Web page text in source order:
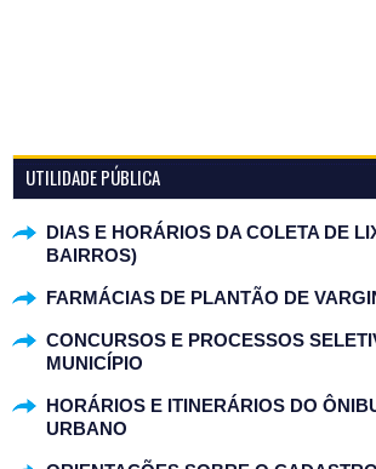
UTILIDADE PÚBLICA
DIAS E HORÁRIOS DA COLETA DE
BAIRROS)
FARMÁCIAS DE PLANTÃO DE
CONCURSOS E PROCESSOS
MUNICÍPIO
HORÁRIOS E ITINERÁRIOS DO
URBANO